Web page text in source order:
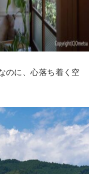
のに、心落ち着く空